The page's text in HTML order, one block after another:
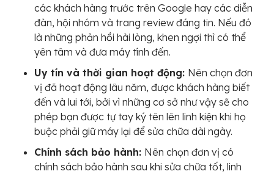
các khách hàng trước trên Google hay các diễn
đàn, hội nhóm và trang review đáng tin. Nếu đó
là những phản hồi hài lòng, khen ngợi thì có thể
yên tâm và đưa máy tính đến.
Uy tín và thời gian hoạt động: Nên chọn đơn
vị đã hoạt động lâu năm, được khách hàng biết
đến và lui tới, bởi vì những cơ sở như vậy sẽ cho
phép bạn được tự tay ký tên lên linh kiện khi họ
buộc phải giữ máy lại để sửa chữa dài ngày.
Chính sách bảo hành: Nên chọn đơn vị có
chính sách bảo hành sau khi sửa chữa tốt, linh